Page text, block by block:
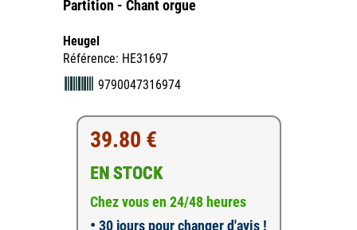
Partition - Chant orgue
Heugel
Référence: HE31697
9790047316974
39.80 €
EN STOCK
Chez vous en 24/48 heures
• 30 jours pour changer d'avis !